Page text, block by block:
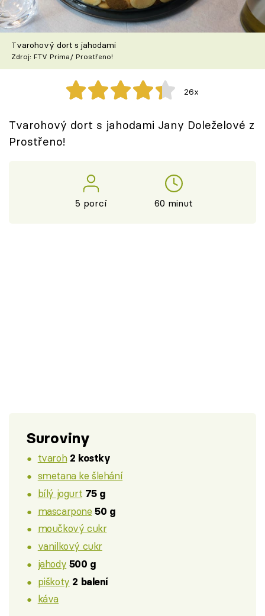
Škola vaření
Recepty z TV
Speciál: Cuketa
Těhotnej kuchař
Sledujte prima+
Tvarohový dort s jahodami
Zdroj: FTV Prima/ Prostřeno!
26x
Tvarohový dort s jahodami Jany Doleželové z
Prostřeno!
5 porcí 60 minut
Suroviny
tvaroh 2 kostky
smetana ke šlehání
bílý jogurt 75 g
mascarpone 50 g
moučkový cukr
vanilkový cukr
jahody 500 g
piškoty 2 balení
káva